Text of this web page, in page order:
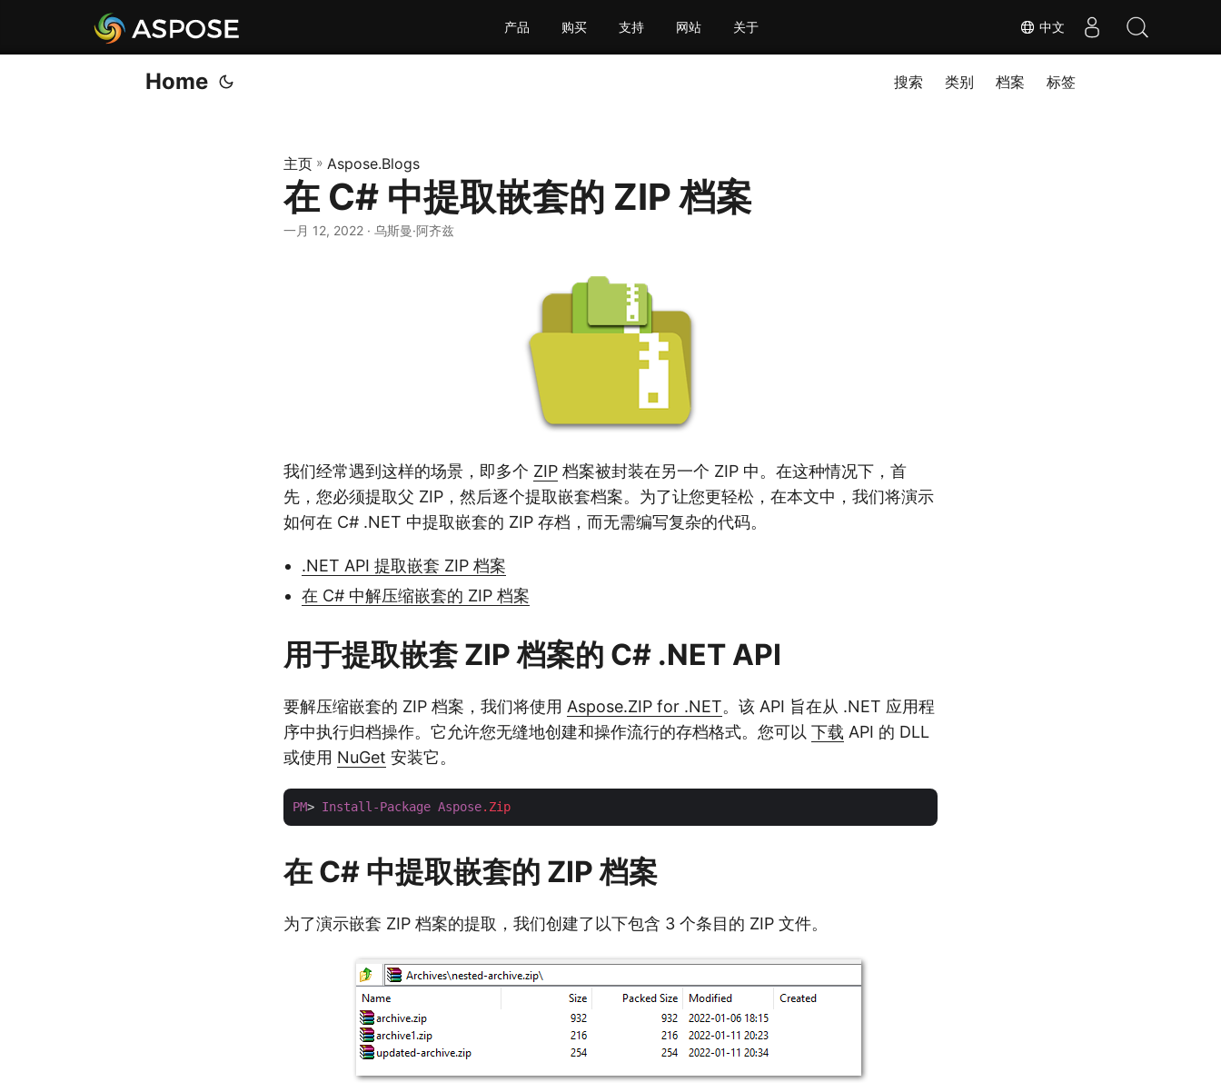
中文
产品 购买 支持 网站 关于
Home 搜索 类别 档案 标签
主页 » Aspose.Blogs
在 C# 中提取嵌套的 ZIP 档案
一月 12, 2022 · 乌斯曼·阿齐兹
我们经常遇到这样的场景，即多个 ZIP 档案被封装在另一个 ZIP 中。在这种情况下，首
先，您必须提取父 ZIP，然后逐个提取嵌套档案。为了让您更轻松，在本文中，我们将演示
如何在 C# .NET 中提取嵌套的 ZIP 存档，而无需编写复杂的代码。
.NET API 提取嵌套 ZIP 档案
在 C# 中解压缩嵌套的 ZIP 档案
用于提取嵌套 ZIP 档案的 C# .NET API
要解压缩嵌套的 ZIP 档案，我们将使用 Aspose.ZIP for .NET。该 API 旨在从 .NET 应用程
序中执行归档操作。它允许您无缝地创建和操作流行的存档格式。您可以 下载 API 的 DLL
或使用 NuGet 安装它。
PM> Install-Package Aspose.Zip
在 C# 中提取嵌套的 ZIP 档案
为了演示嵌套 ZIP 档案的提取，我们创建了以下包含 3 个条目的 ZIP 文件。